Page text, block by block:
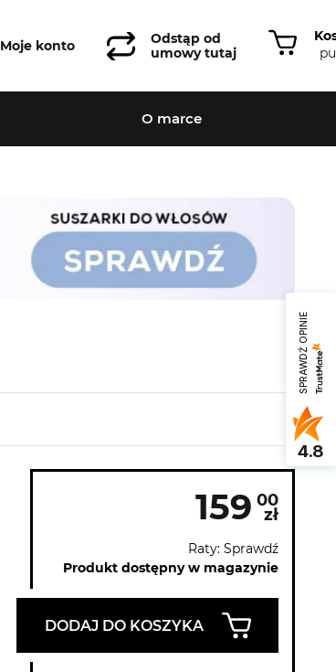
Moje konto
Odstąp od
umowy tutaj
O marce
159 00
zł
Raty: Sprawdź
Produkt dostępny w magazynie
DODAJ DO KOSZYKA
SPRAWDŹ OPINIE
4.8